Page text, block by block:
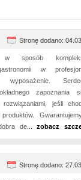
Stronę dodano:
sposób
w
zapoznania
jeśli
de...zobacz
Stronę dodano: